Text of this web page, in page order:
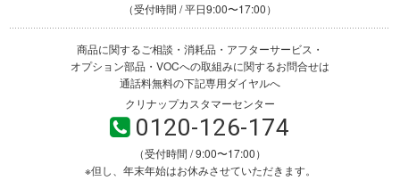
（受付時間 / 平日9:00〜17:00）
商品に関するご相談・消耗品・アフターサービス・
オプション部品・VOCへの取組みに関するお問合せは
通話料無料の下記専用ダイヤルへ
クリナップカスタマーセンター
0120-126-174
（受付時間 / 9:00〜17:00）
※但し、年末年始はお休みさせていただきます。